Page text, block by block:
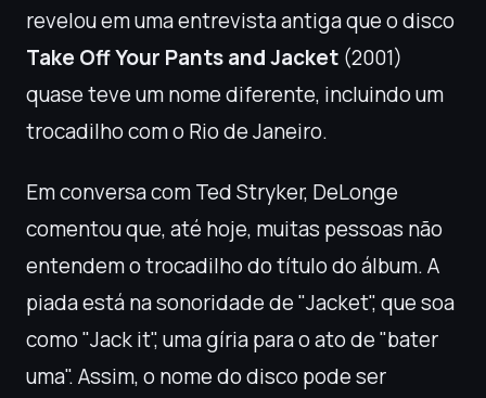
revelou em uma entrevista antiga que o disco
Take Off Your Pants and Jacket (2001)
quase teve um nome diferente, incluindo um
trocadilho com o Rio de Janeiro.
Em conversa com Ted Stryker, DeLonge
comentou que, até hoje, muitas pessoas não
entendem o trocadilho do título do álbum. A
piada está na sonoridade de "Jacket", que soa
como "Jack it", uma gíria para o ato de "bater
uma". Assim, o nome do disco pode ser